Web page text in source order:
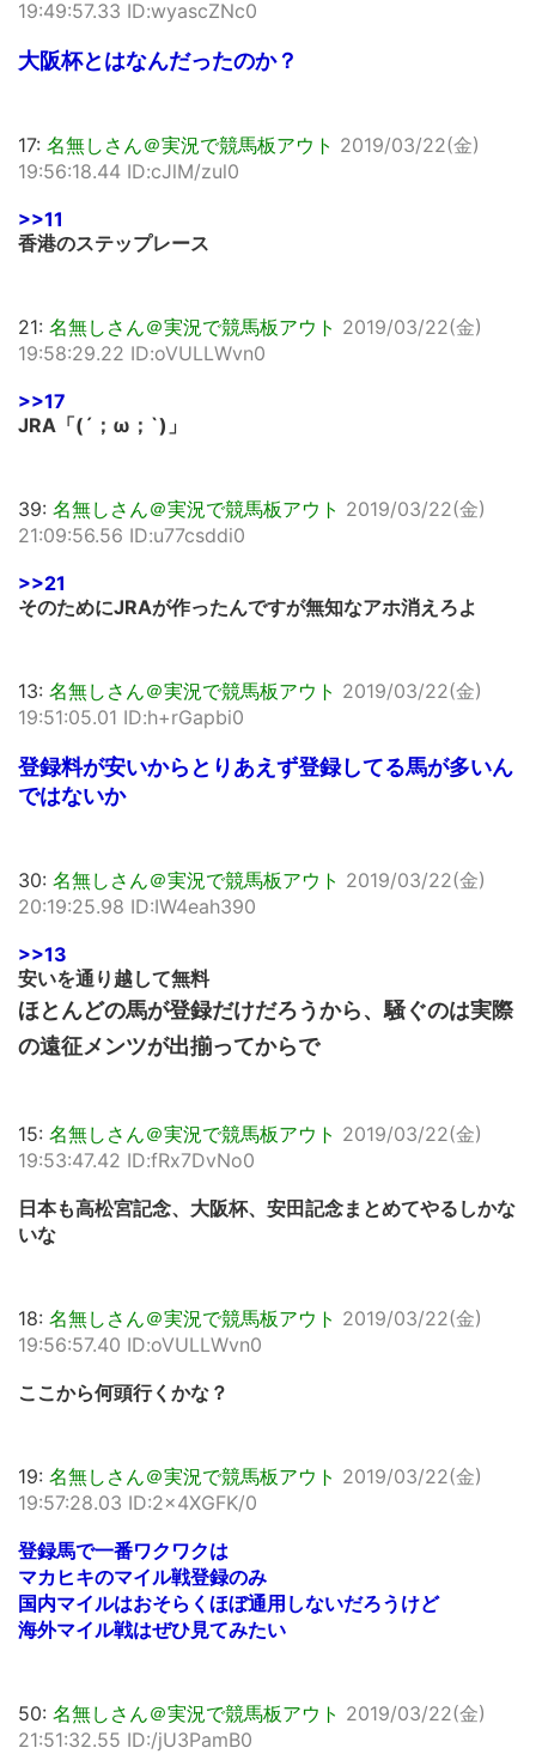
19:49:57.33 ID:wyascZNc0
大阪杯とはなんだったのか？
17: 名無しさん＠実況で競馬板アウト 2019/03/22(金)
19:56:18.44 ID:cJlM/zul0
>>11
香港のステップレース
21: 名無しさん＠実況で競馬板アウト 2019/03/22(金)
19:58:29.22 ID:oVULLWvn0
>>17
JRA「(´；ω；`)」
39: 名無しさん＠実況で競馬板アウト 2019/03/22(金)
21:09:56.56 ID:u77csddi0
>>21
そのためにJRAが作ったんですが無知なアホ消えろよ
13: 名無しさん＠実況で競馬板アウト 2019/03/22(金)
19:51:05.01 ID:h+rGapbi0
登録料が安いからとりあえず登録してる馬が多いん
ではないか
30: 名無しさん＠実況で競馬板アウト 2019/03/22(金)
20:19:25.98 ID:IW4eah390
>>13
安いを通り越して無料
ほとんどの馬が登録だけだろうから、騒ぐのは実際
の遠征メンツが出揃ってからで
15: 名無しさん＠実況で競馬板アウト 2019/03/22(金)
19:53:47.42 ID:fRx7DvNo0
日本も高松宮記念、大阪杯、安田記念まとめてやるしかな
いな
18: 名無しさん＠実況で競馬板アウト 2019/03/22(金)
19:56:57.40 ID:oVULLWvn0
ここから何頭行くかな？
19: 名無しさん＠実況で競馬板アウト 2019/03/22(金)
19:57:28.03 ID:2x4XGFK/0
登録馬で一番ワクワクは
マカヒキのマイル戦登録のみ
国内マイルはおそらくほぼ通用しないだろうけど
海外マイル戦はぜひ見てみたい
50: 名無しさん＠実況で競馬板アウト 2019/03/22(金)
21:51:32.55 ID:/jU3PamB0